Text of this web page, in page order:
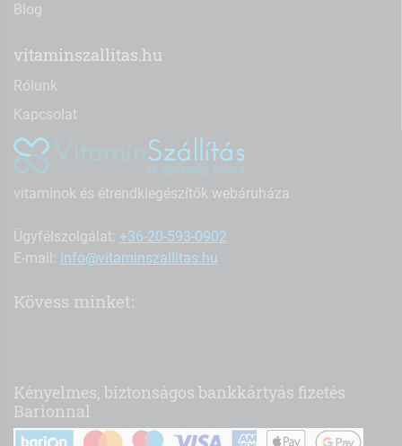
Blog
vitaminszallitas.hu
Rólunk
Kapcsolat
vitaminok és étrendkiegészítők webáruháza
Ügyfélszolgálat: +36-20-593-0902
E-mail: info@vitaminszallitas.hu
Kövess minket:
Kényelmes, biztonságos bankkártyás fizetés
Barionnal